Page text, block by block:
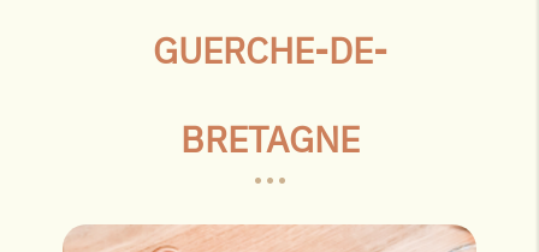
GUERCHE-DE-
BRETAGNE